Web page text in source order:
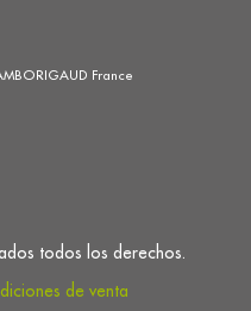
France
todos los derechos.
de venta